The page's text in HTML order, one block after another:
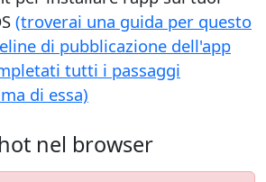
(troverai una guida per questo
di pubblicazione dell'app
tutti i passaggi
di essa)
nel browser